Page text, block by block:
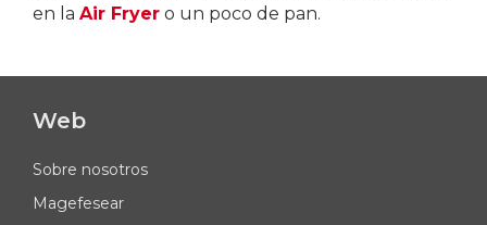
en la Air Fryer o un poco de pan.
Web
Sobre nosotros
Magefesear